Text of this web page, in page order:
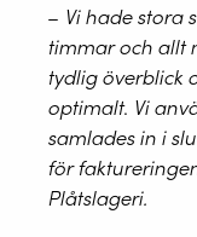
– Vi hade stora
timmar och allt
tydlig överblick
optimalt. Vi
samlades in i
för
Plåtslageri.